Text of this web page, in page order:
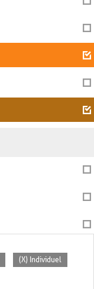
(X) Individuel